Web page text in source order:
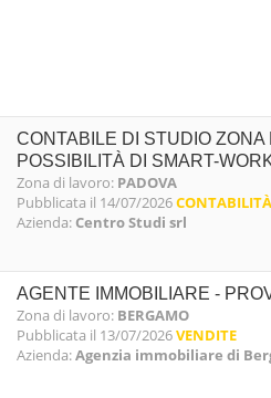
CONTABILE DI STUDIO ZONA
POSSIBILITÀ DI SMART-
Zona di lavoro: PADOVA
Pubblicata il 14/07/2026
Azienda: Centro Studi srl
AGENTE IMMOBILIARE -
Zona di lavoro: BERGAMO
Pubblicata il 13/07/2026VENDITE
Azienda:Agenzia immobiliare di